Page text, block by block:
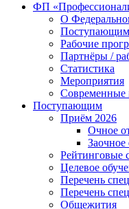
ФП
О
Поступающим
Рабочие
Партнёры /
Статистика
Мероприятия
Современные
Поступающим
Приём 2026
Очное
Заочное
Рейтинговые
Целевое
Перечень
Перечень
Общежития